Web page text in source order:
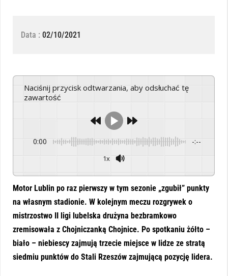
Data : 02/10/2021
Naciśnij przycisk odtwarzania, aby odsłuchać tę
zawartość
0:00 -:--
1x
Motor Lublin po raz pierwszy w tym sezonie „zgubił” punkty
na własnym stadionie. W kolejnym meczu rozgrywek o
mistrzostwo II ligi lubelska drużyna bezbramkowo
zremisowała z Chojniczanką Chojnice. Po spotkaniu żółto –
biało – niebiescy zajmują trzecie miejsce w lidze ze stratą
siedmiu punktów do Stali Rzeszów zajmującą pozycję lidera.